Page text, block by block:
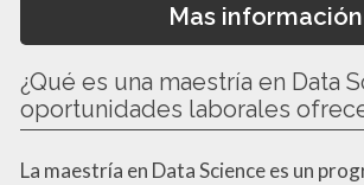
Mas información
¿Qué es una maestría en Data
oportunidades laborales
La maestría en Data Science es un